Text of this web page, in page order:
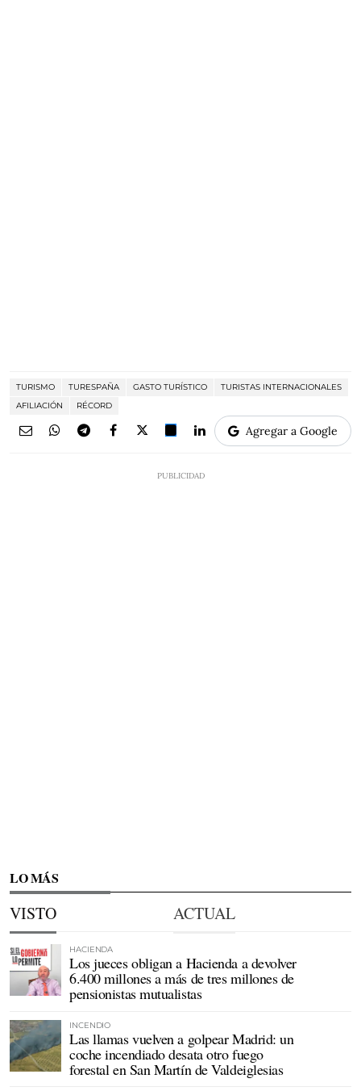
TURISMO TURESPAÑA GASTO TURÍSTICO
TURISTAS INTERNACIONALES
AFILIACIÓN
RÉCORD
Agregar a Google
LO MÁS
VISTO ACTUAL
HACIENDA
Los jueces obligan a Hacienda a devolver
6.400 millones a más de tres millones de
pensionistas mutualistas
INCENDIO
Las llamas vuelven a golpear Madrid: un
coche incendiado desata otro fuego
forestal en San Martín de Valdeiglesias